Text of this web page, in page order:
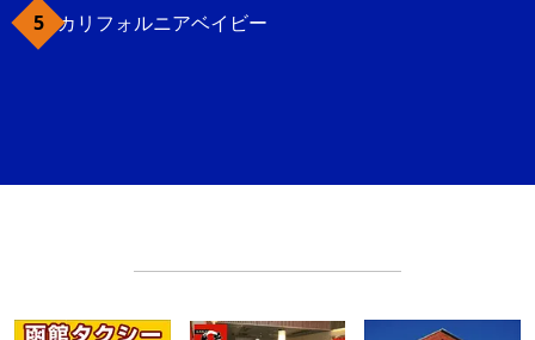
カリフォルニアベイビー